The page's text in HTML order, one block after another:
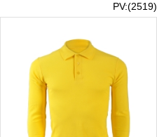
PV:(2519)